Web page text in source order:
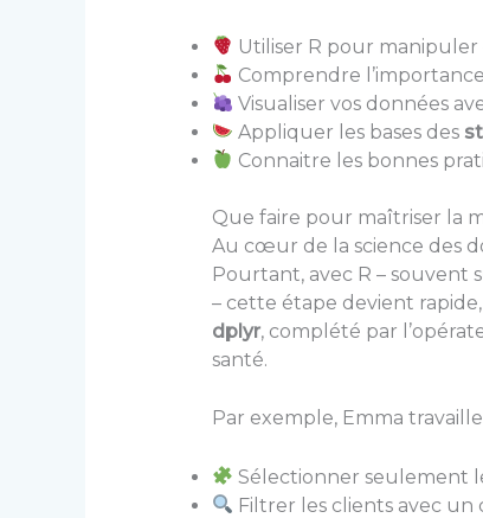
Utiliser R pour
Comprendre
Visualiser vos données
Appliquer les bases des
Connaitre les bonnes
Que faire pour maîtriser la
Au cœur de la science des
Pourtant, avec R – souvent
– cette étape devient
dplyr, complété par
santé.
Par exemple, Emma
Sélectionner seulement
Filtrer les clients avec un